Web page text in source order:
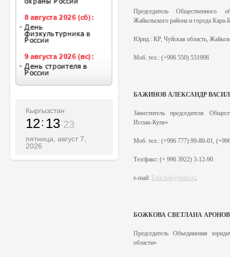
Кыргызстан
12 13 25
пятница, август 7,
2026
ПредседательОбщественного
Жайыльского района и города Кара-
Юрид.: КР, Чуйская область,
Моб. тел.: (+996 550) 551998
БАЖИНОВ АЛЕКСАНДР
Заместитель председателя
Иссык-Куля»
Моб. тел.: (+996 777) 99-80-01,
Тел/факс: (+ 996 3922) 3-12-90
e-mail: Enilchek@mail.ru;
БОЖКОВА СВЕТЛАНА
Председатель Объединения
области»